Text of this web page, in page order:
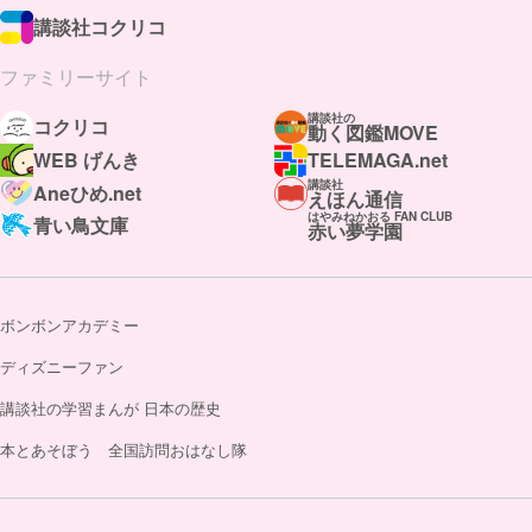
講談社コクリコ
ファミリーサイト
コクリコ
講談社の
動く図鑑MOVE
WEB げんき
TELEMAGA.net
Aneひめ.net
講談社
えほん通信
青い鳥文庫
はやみねかおる FAN CLUB
赤い夢学園
ボンボンアカデミー
ディズニーファン
講談社の学習まんが 日本の歴史
本とあそぼう 全国訪問おはなし隊